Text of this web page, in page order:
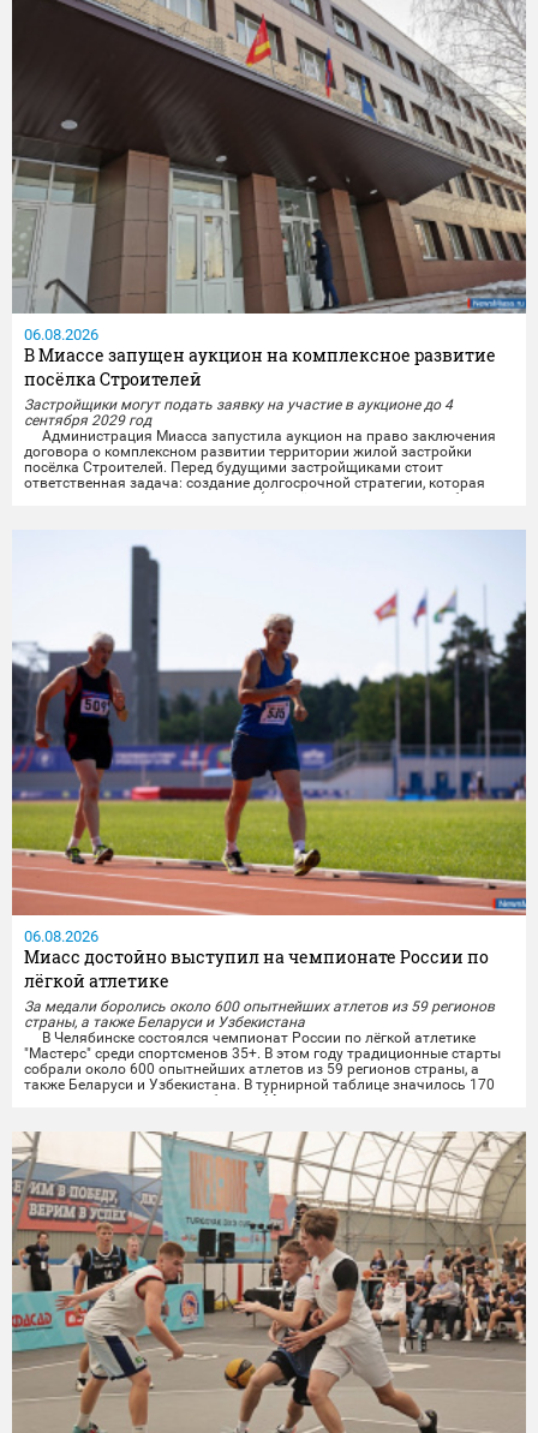
06.08.2026
В Миассе запущен аукцион на комплексное развитие
посёлка Строителей
Застройщики могут подать заявку на участие в аукционе до 4
сентября 2029 год
Администрация Миасса запустила аукцион на право заключения
договора о комплексном развитии территории жилой застройки
посёлка Строителей.️ Перед будущими застройщиками стоит
ответственная задача: создание долгосрочной стратегии, которая
свяжет разные важные элементы (жильё, транспорт, досуг, рабочие
06.08.2026
Миасс достойно выступил на чемпионате России по
лёгкой атлетике
За медали боролись около 600 опытнейших атлетов из 59 регионов
страны, а также Беларуси и Узбекистана
В Челябинске состоялся чемпионат России по лёгкой атлетике
"Мастерс" среди спортсменов 35+. В этом году традиционные старты
собрали около 600 опытнейших атлетов из 59 регионов страны, а
также Беларуси и Узбекистана. В турнирной таблице значилось 170
городов, среди которых и сборная Миасса.
личных дистанциях и в командной эстафете....